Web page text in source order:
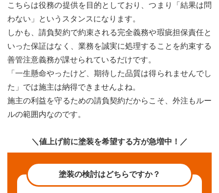
こちらは役務の提供を目的としており、つまり「結果は問
わない」というスタンスになります。
しかも、請負契約で約束される完全義務や瑕疵担保責任と
いった保証はなく、業務を誠実に処理することを約束する
善管注意義務が課せられているだけです。
「一生懸命やったけど、期待した品質は得られませんでし
た」では施主は納得できませんよね。
施主の利益を守るための請負契約だからこそ、外注もルー
ルの範囲内なのです。
＼値上げ前に塗装を希望する方が急増中！／
塗装の検討はどちらですか？